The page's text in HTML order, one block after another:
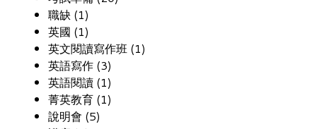
職缺 (1)
英國 (1)
英文閱讀寫作班 (1)
英語寫作 (3)
英語閱讀 (1)
菁英教育 (1)
說明會 (5)